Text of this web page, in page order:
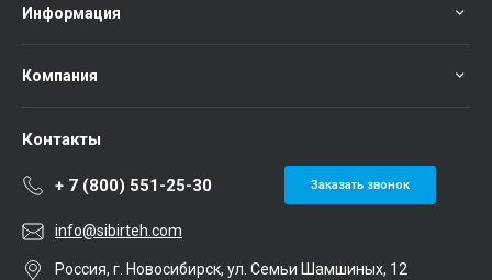
Информация
Компания
Контакты
+ 7 (800) 551-25-30 Заказать звонок
info@sibirteh.com
Россия, г. Новосибирск, ул. Семьи Шамшиных, 12